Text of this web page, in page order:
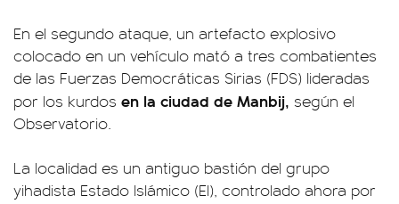
En el segundo ataque, un artefacto explosivo
colocado en un vehículo mató a tres combatientes
de las Fuerzas Democráticas Sirias (FDS) lideradas
por los kurdos en la ciudad de Manbij, según el
Observatorio.
La localidad es un antiguo bastión del grupo
yihadista Estado Islámico (EI), controlado ahora por